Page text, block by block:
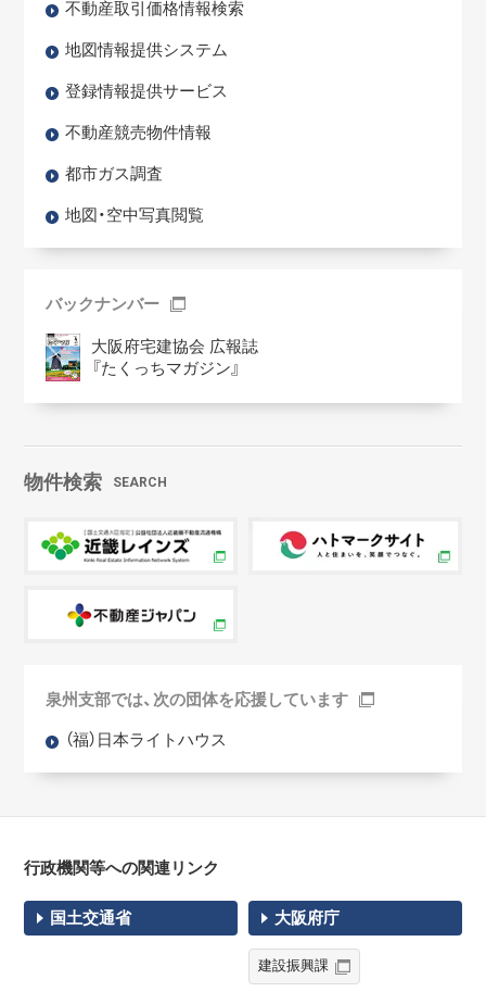
不動産取引価格情報検索
地図情報提供システム
登録情報提供サービス
不動産競売物件情報
都市ガス調査
地図・空中写真閲覧
バックナンバー
大阪府宅建協会 広報誌
『たくっちマガジン』
物件検索 SEARCH
泉州支部では、次の団体を応援しています
（福）日本ライトハウス
行政機関等への関連リンク
国土交通省 大阪府庁
建設振興課